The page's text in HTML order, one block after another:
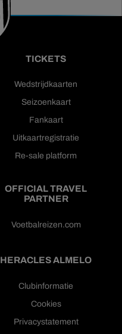
TICKETS
Wedstrijdkaarten
Seizoenkaart
Fankaart
Uitkaartregistratie
Re-sale platform
OFFICIAL TRAVEL
PARTNER
Voetbalreizen.com
HERACLES ALMELO
Clubinformatie
Cookies
Privacystatement